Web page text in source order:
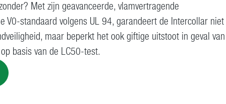
Met zijn geavanceerde, vlamvertragende
V0-standaard volgens UL 94, garandeert de Intercollar niet
maar beperkt het ook giftige uitstoot in geval van
basis van de LC50-test.